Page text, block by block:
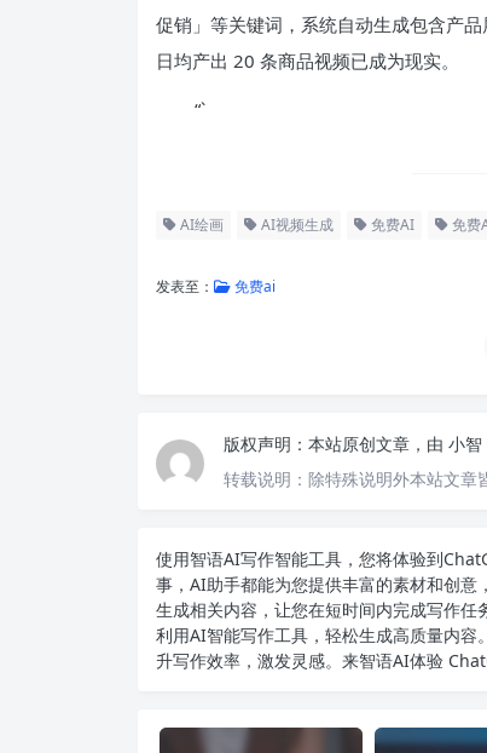
促销」等关键词，系统自动生成包含产
日均产出 20 条商品视频已成为现实。
“`
AI绘画 AI视频生成 免费AI 免费
发表至： 免费ai
版权声明： 本站原创文章，由 小智
转载说明： 除特殊说明外本站文章
使用智语AI写作智能工具，您将体验到
事，AI助手都能为您提供丰富的素材和创
生成相关内容，让您在短时间内完成写作任
利用AI智能写作工具，轻松生成高质量内
升写作效率，激发灵感。来智语AI体验